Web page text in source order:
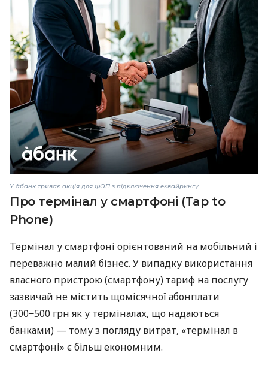
У àбанк триває акція для ФОП з підключення еквайрингу
Про термінал у смартфоні (Tap to
Phone)
Термінал у смартфоні орієнтований на мобільний і
переважно малий бізнес. У випадку використання
власного пристрою (смартфону) тариф на послугу
зазвичай не містить щомісячної абонплати
(300−500 грн як у терміналах, що надаються
банками) — тому з погляду витрат, «термінал в
смартфоні» є більш економним.